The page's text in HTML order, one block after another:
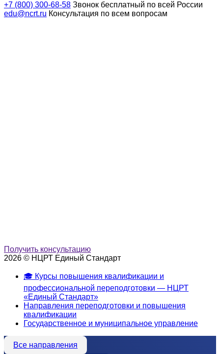
+7 (800) 300-68-58 Звонок бесплатный по всей России
edu@ncrt.ru Консультация по всем вопросам
Получить консультацию
2026 © НЦРТ Единый Стандарт
🎓 Курсы повышения квалификации и
профессиональной переподготовки — НЦРТ
«Единый Стандарт»
Направления переподготовки и повышения
квалификации
Государственное и муниципальное управление
Все направления